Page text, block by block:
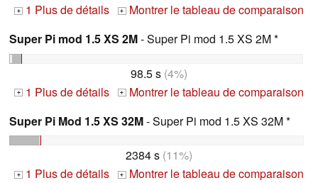
+ 1 Plus de détails + Montrer le tableau de comparaison
Super Pi mod 1.5 XS 2M- Super Pi mod 1.5 XS 2M *
98.5 s (4%)
+ 1 Plus de détails + Montrer le tableau de comparaison
Super Pi Mod 1.5 XS 32M- Super Pi mod 1.5 XS 32M *
2384 s (11%)
+ 1 Plus de détails + Montrer le tableau de comparaison